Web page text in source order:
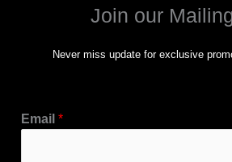
Join our
Never miss update for exclusive
Email *